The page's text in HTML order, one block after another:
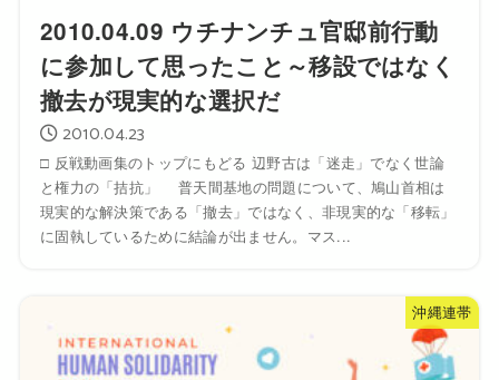
2010.04.09 ウチナンチュ官邸前行動
に参加して思ったこと～移設ではなく
撤去が現実的な選択だ
2010.04.23
□ 反戦動画集のトップにもどる 辺野古は「迷走」でなく世論
と権力の「拮抗」 普天間基地の問題について、鳩山首相は
現実的な解決策である「撤去」ではなく、非現実的な「移転」
に固執しているために結論が出ません。マス...
沖縄連帯